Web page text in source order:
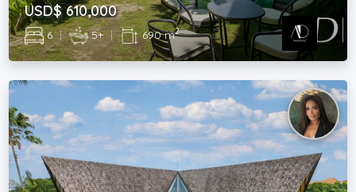
USD$ 610,000
6 | 5+ | 690 m2